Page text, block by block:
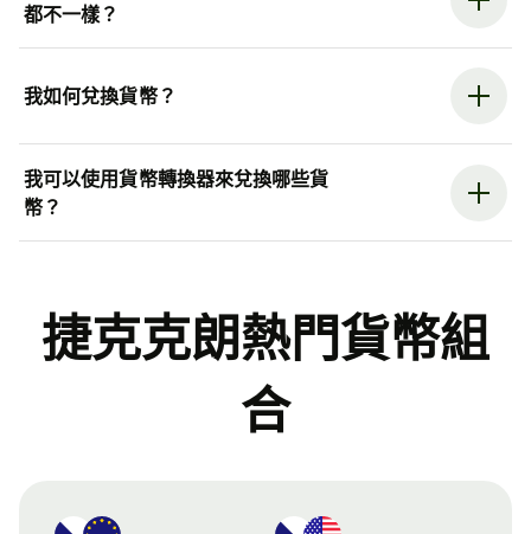
都不一樣？
我如何兌換貨幣？
我可以使用貨幣轉換器來兌換哪些貨
幣？
捷克克朗熱門貨幣組
合